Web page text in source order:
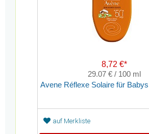
8,72 €*
29.07 € / 100 ml
auf Merkliste